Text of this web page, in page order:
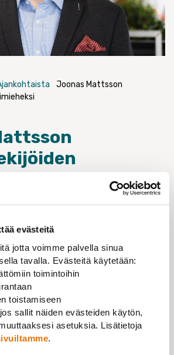
evästeitä
jotta voimme palvella sinua
tavalla. Evästeitä käytetään:
toimintoihin
toistamiseen
jos sallit näiden evästeiden käytön,
asetuksia. Lisätietoja
.
Joonas Mattsson
liiton lakimiehenä 15. syyskuuta.
2023 lokakuuhun asti liiton
sijaisena.
kuuluu muun muassa jäsenten
asioissa, jäsenten ja
tukeminen työttömyysturva-
sekä liiton
valmistelu työryhmissä.